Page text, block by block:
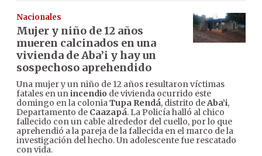
Nacionales
Mujer y niño de 12 años
mueren calcinados en una
vivienda de Aba’i y hay un
sospechoso aprehendido
Una mujer y un niño de 12 años resultaron víctimas
fatales en unincendio de vivienda ocurrido este
domingo en la coloniaTupa Rendá, distrito deAba’i,
Departamento de Caazapá. La Policía halló al chico
fallecido con un cable alrededor del cuello, por lo que
aprehendió a la pareja de la fallecida en el marco de la
investigación del hecho. Un adolescente fue rescatado
con vida.